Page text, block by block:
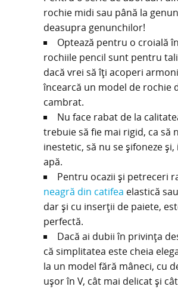
rochie midi sau până la
deasupra genunchilor!
Optează pentru o croială
rochiile pencil sunt pentru
dacă vrei să îți acoperi
încearcă un model de rochie
cambrat.
Nu face rabat de la
trebuie să fie mai rigid, ca să
inestetic, să nu se șifoneze
apă.
Pentru ocazii și petreceri
neagră din catifea elastică
dar și cu inserții de paiete,
perfectă.
Dacă ai dubii în privința
că simplitatea este cheia
la un model fără mâneci, cu
ușor în V, cât mai delicat și